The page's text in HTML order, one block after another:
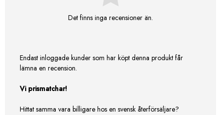
Det finns inga recensioner än.
Endast inloggade kunder som har köpt denna produkt får
lämna en recension.
Vi prismatchar!
Hittat samma vara billigare hos en svensk återförsäljare?